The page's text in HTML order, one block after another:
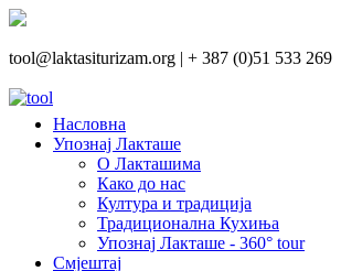
tool@laktasiturizam.org | + 387 (0)51 533 269
Насловна
Упознај Лакташе
О Лакташима
Како до нас
Култура и традиција
Традиционална Кухиња
Упознај Лакташе - 360° tour
Смјештај